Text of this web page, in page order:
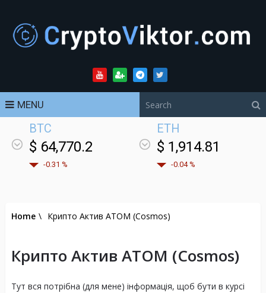
MENU
BTC
$ 64,770.2
-0.31 %
ETH
$ 1,914.81
-0.04 %
Home \ Крипто Актив ATOM (Cosmos)
Крипто Актив ATOM (Cosmos)
Тут вся потрібна (для мене) інформація, щоб бути в курсі